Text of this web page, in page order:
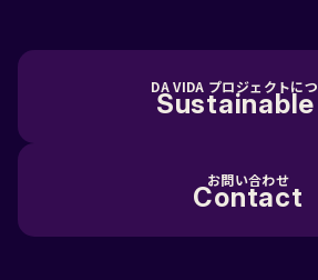
DA VIDA プロジェクトに
Sustainable
お問い合わせ
Contact